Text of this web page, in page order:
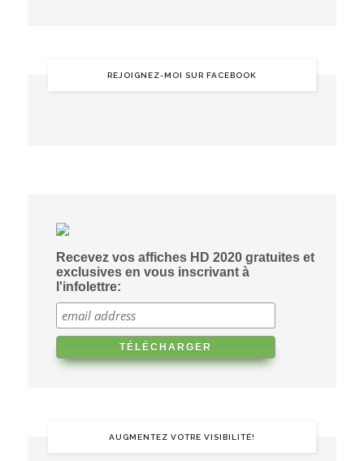
REJOIGNEZ-MOI SUR FACEBOOK
Recevez vos affiches HD 2020 gratuites et
exclusives en vous inscrivant à
l'infolettre:
AUGMENTEZ VOTRE VISIBILITÉ!